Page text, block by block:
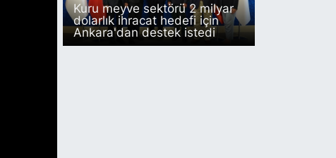
Kuru meyve sektörü 2 milyar
dolarlık ihracat hedefi için
Ankara'dan destek istedi